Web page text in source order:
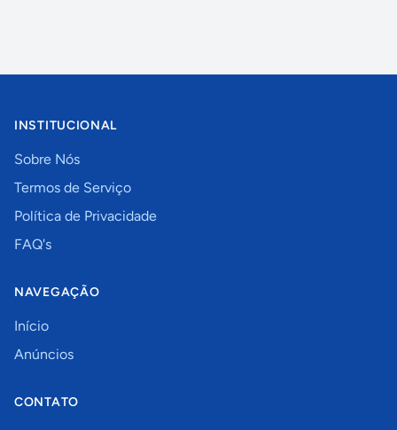
INSTITUCIONAL
Sobre Nós
Termos de Serviço
Política de Privacidade
FAQ's
NAVEGAÇÃO
Início
Anúncios
CONTATO